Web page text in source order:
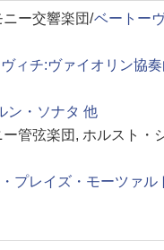
ー交響楽団/ベートー
ィチ:ヴァイオリン協
ン・ソナタ 他
管弦楽団, ホルスト・
プレイズ・モーツァル